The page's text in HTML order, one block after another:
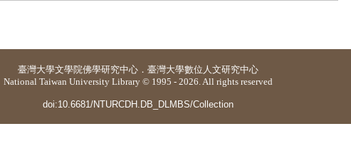
臺灣大學文學院佛學研究中心 ． 臺灣大學數位人文研究中心
National Taiwan University Library © 1995 - 2026. All rights reserved
doi:10.6681/NTURCDH.DB_DLMBS/Collection